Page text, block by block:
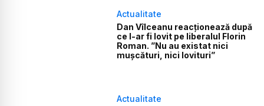
Actualitate
Dan Vîlceanu reacționează după
ce l-ar fi lovit pe liberalul Florin
Roman. ”Nu au existat nici
mușcături, nici lovituri”
Actualitate